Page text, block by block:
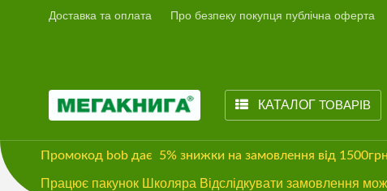
Доставка та оплата Про безпеку покупця публічна оферта
КАТАЛОГТОВАРІВ
Промокод bob дає 5% знижки на замовлення від 1500грн
Працює пакунок Школяра Відслідкувати замовлення